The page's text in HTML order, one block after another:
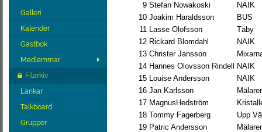
Galleri
Kalender
Gästbok
Medlemmar
Filarkiv
Länkar
Talkboard
Grupper
9 Stefan Nowakoski
NAIK
10 Joakim Haraldsson
BUS
11 Lasse Olofsson
Täby
12 Rickard Blomdahl
NAIK
13 Christer Jansson
14 Hannes Olovsson Rindell
NAIK
15 Louise Andersson
NAIK
16 Jan Karlsson
17 MagnusHedström
18 Tommy Fagerberg
Upp
19 Patric Andersson